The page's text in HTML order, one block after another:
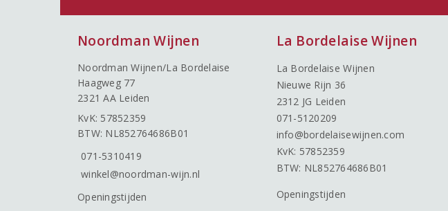
Noordman Wijnen
Noordman Wijnen/La Bordelaise
Haagweg 77
2321 AA Leiden
KvK: 57852359
BTW: NL852764686B01
071-5310419
winkel@noordman-wijn.nl
Openingstijden
La Bordelaise Wijnen
La Bordelaise Wijnen
Nieuwe Rijn 36
2312 JG Leiden
071-5120209
info@bordelaisewijnen.com
KvK: 57852359
BTW: NL852764686B01
Openingstijden